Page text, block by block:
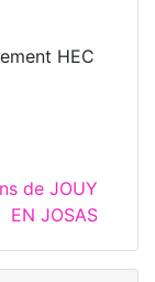
HEC
de JOUY
EN JOSAS